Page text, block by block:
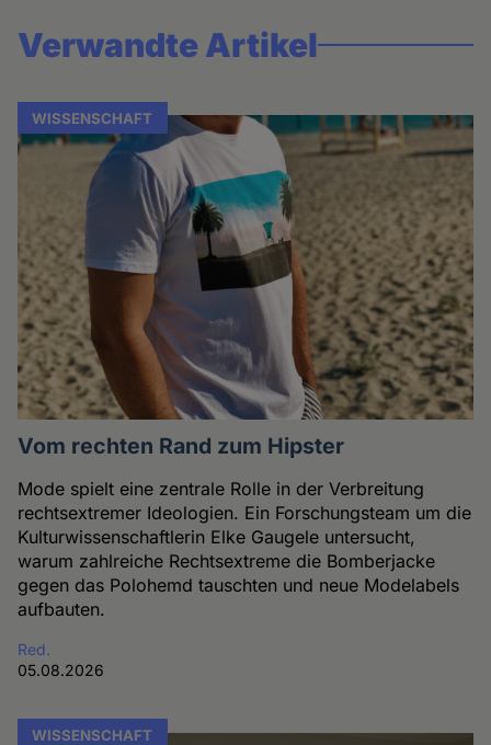
Verwandte Artikel
WISSENSCHAFT
Vom rechten Rand zum Hipster
Mode spielt eine zentrale Rolle in der Verbreitung
rechtsextremer Ideologien. Ein Forschungsteam um die
Kulturwissenschaftlerin Elke Gaugele untersucht,
warum zahlreiche Rechtsextreme die Bomberjacke
gegen das Polohemd tauschten und neue Modelabels
aufbauten.
Red.
05.08.2026
WISSENSCHAFT